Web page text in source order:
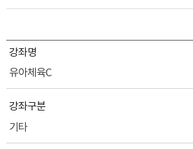
강좌명
유아체육C
강좌구분
기타